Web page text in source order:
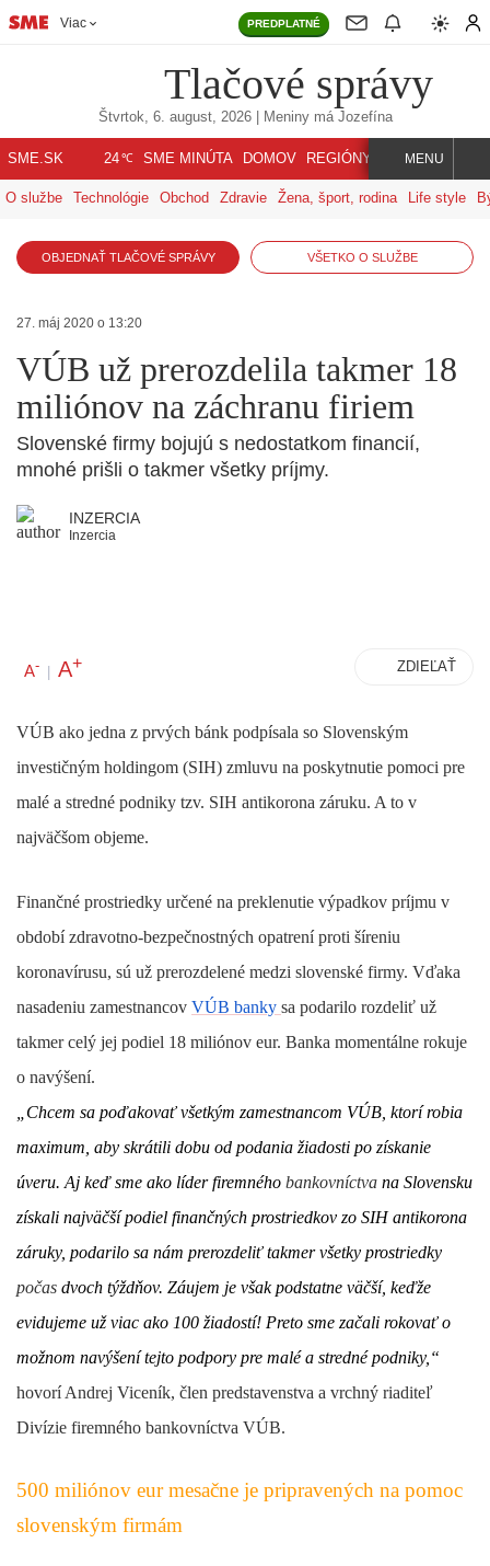
Viac PREDPLATNÉ
Tlačové správy
Štvrtok, 6. august, 2026| Meniny má Jozefína
SME.SK 24℃ SME MINÚTA DOMOV REGIÓNY INDEX SVET
MENU
O službe Technológie Obchod Zdravie Žena, šport, rodina Life style
OBJEDNAŤ TLAČOVÉ SPRÁVY VŠETKO O SLUŽBE
27. máj 2020 o 13:20
VÚB už prerozdelila takmer 18
miliónov na záchranu firiem
Slovenské firmy bojujú s nedostatkom financií,
mnohé prišli o takmer všetky príjmy.
INZERCIA
Inzercia
A- | A+ ZDIEĽAŤ
VÚB ako jedna z prvých bánk podpísala so Slovenským
investičným holdingom (SIH) zmluvu na poskytnutie pomoci pre
malé a stredné podniky tzv. SIH antikorona záruku. A to v
najväčšom objeme.
Finančné prostriedky určené na preklenutie výpadkov príjmu v
období zdravotno-bezpečnostných opatrení proti šíreniu
koronavírusu, sú už prerozdelené medzi slovenské firmy. Vďaka
nasadeniu zamestnancov VÚB banky sa podarilo rozdeliť už
takmer celý jej podiel 18 miliónov eur. Banka momentálne rokuje
o navýšení.
„Chcem sa poďakovať všetkým zamestnancom VÚB, ktorí robia
maximum, aby skrátili dobu od podania žiadosti po získanie
úveru. Aj keď sme ako líder firemného bankovníctva na Slovensku
získali najväčší podiel finančných prostriedkov zo SIH antikorona
záruky, podarilo sa nám prerozdeliť takmer všetky prostriedky
počas dvoch týždňov. Záujem je však podstatne väčší, keďže
evidujeme už viac ako 100 žiadostí! Preto sme začali rokovať o
možnom navýšení tejto podpory pre malé a stredné podniky,“
hovorí Andrej Viceník, člen predstavenstva a vrchný riaditeľ
Divízie firemného bankovníctva VÚB.
500 miliónov eur mesačne je pripravených na pomoc
slovenským firmám